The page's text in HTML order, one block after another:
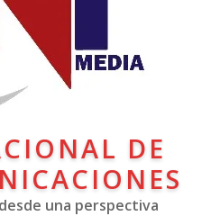
DE
una perspectiva